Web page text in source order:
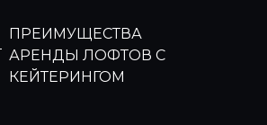
ПРЕИМУЩЕСТВА
АРЕНДЫ ЛОФТОВ С
КЕЙТЕРИНГОМ